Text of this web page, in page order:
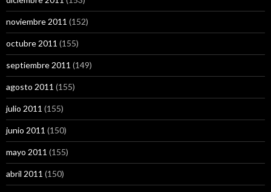
noviembre 2011 (152)
octubre 2011 (155)
septiembre 2011 (149)
agosto 2011 (155)
julio 2011 (155)
junio 2011 (150)
mayo 2011 (155)
abril 2011 (150)